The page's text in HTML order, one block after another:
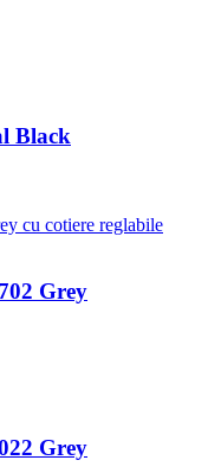
Black
Grey
Grey